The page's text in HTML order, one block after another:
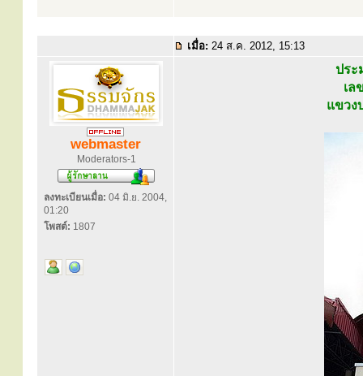
เมื่อ: 24 ส.ค. 2012, 15:13
webmaster
Moderators-1
ลงทะเบียนเมื่อ: 04 มิ.ย. 2004,
01:20
โพสต์: 1807
ประ
เล
แขวง